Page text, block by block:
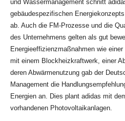
und Wassermanagement schnitt
gebäudespezifischen
ab. Auch die FM-Prozesse und die
des Unternehmens gelten als gut
Energieeffizienzmaßnahmen wie
mit einem Blockheizkraftwerk, einer
deren Abwärmenutzung gab der
Management die
Energien an. Dies plant adidas mit
vorhandenen Photovoltaikanlagen.